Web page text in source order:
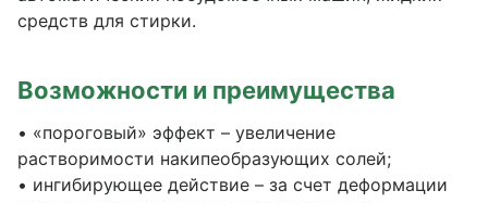
средств для стирки.
Возможности и преимущества
• «пороговый» эффект – увеличение
растворимости накипеобразующих солей;
• ингибирующее действие – за счет деформации